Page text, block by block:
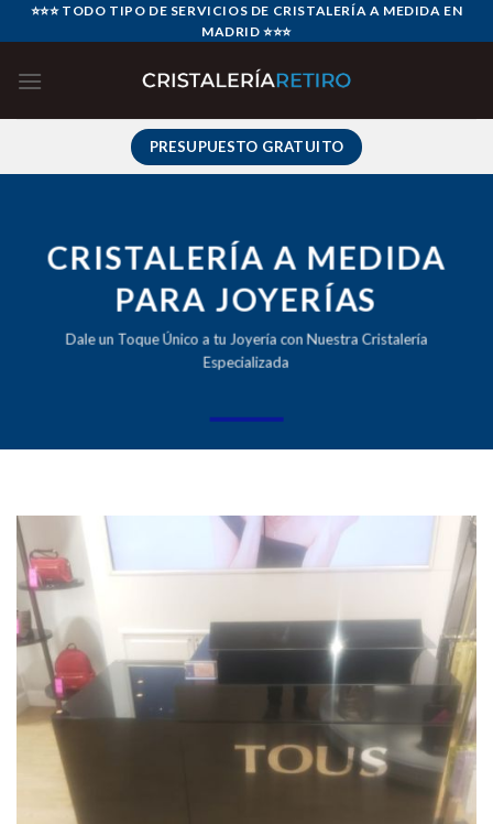
Skip
to
⭐⭐⭐ TODO TIPO DE SERVICIOS DE CRISTALERÍA A MEDIDA EN
MADRID ⭐⭐⭐
PRESUPUESTO GRATUITO
CRISTALERÍA A MEDIDA
PARA JOYERÍAS
Dale un Toque Único a tu Joyería con Nuestra Cristalería
Especializada